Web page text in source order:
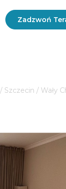
Zadzwoń
/ Wały